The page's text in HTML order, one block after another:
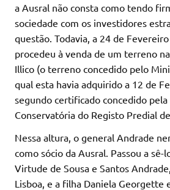
a Ausral não consta como tendo
sociedade com os investidores
questão. Todavia, a 24 de
procedeu à venda de um terreno
Illico (o terreno concedido pelo
qual esta havia adquirido a 12 de
segundo certificado concedido pela
Conservatória do Registo Predial
Nessa altura, o general Andrade
como sócio da Ausral. Passou a sê-
Virtude de Sousa e Santos
Lisboa, e a filha Daniela Georgette